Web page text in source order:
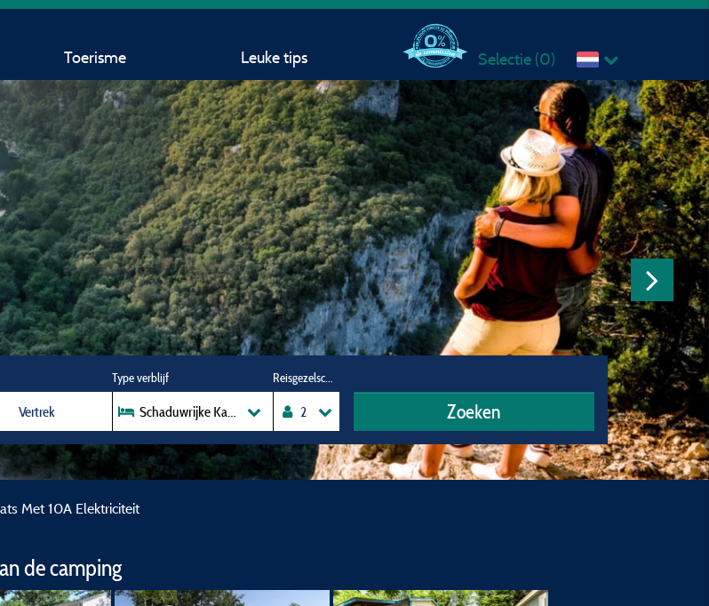
Toerisme Leuke tips Selectie (0)
Type verblijf
Schaduwrijke Kampeerplaats Met 10A Elektriciteit
Reisgezelschap
Zoeken
Met 10A Elektriciteit
de camping